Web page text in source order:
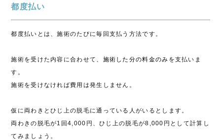
都度払い
都度払いとは、施術のたびに毎回支払う方法です。
施術を受けた内容に合わせて、 施術した分の料金のみ を支払いま
す。
施術を受けなければ費用は発生しません。
仮に両わきとひじ上の脱毛に通っている人がいるとします。
両わきの脱毛が1回4,000円、ひじ上の脱毛が8,000円として計算し
てみましょう。